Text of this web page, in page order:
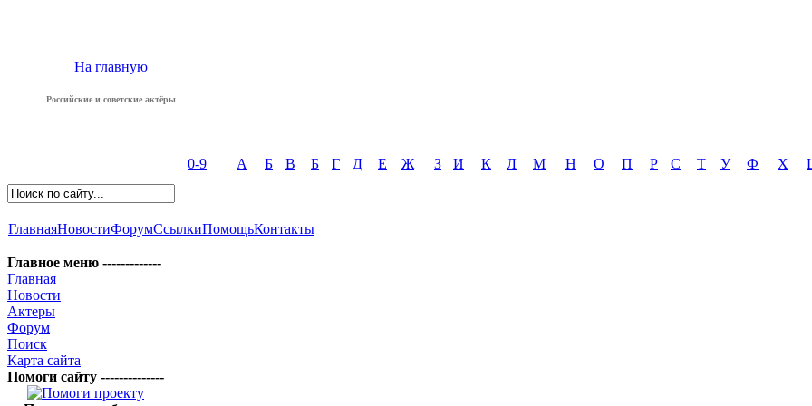
На главную
Российские и советские актёры
0-9 А Б В Б Г Д Е Ж З И К Л М Н О П Р С Т У Ф Х
ГлавнаяНовостиФорумСсылкиПомощьКонтакты
Главное меню -------------
Главная
Новости
Актеры
Форум
Поиск
Карта сайта
Помоги сайту --------------